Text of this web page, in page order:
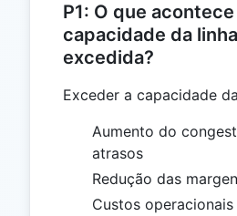
P1: O que
capacidade da
excedida?
Exceder a capacidade
Aumento do
atrasos
Redução das
Custos